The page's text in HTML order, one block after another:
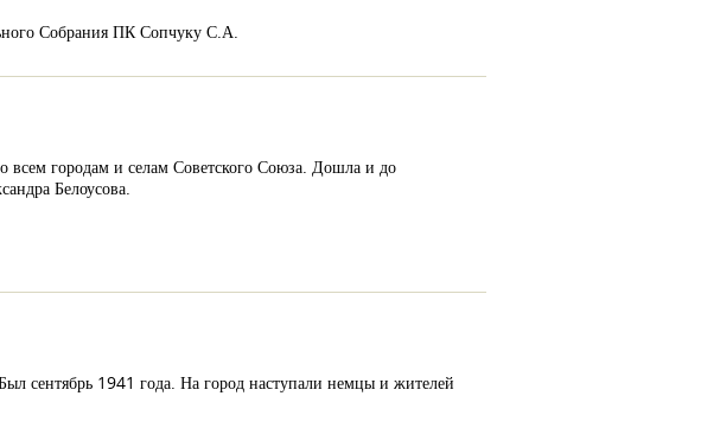
Собрания ПК Сопчуку С.А.
всем городам и селам Советского Союза. Дошла и до
Белоусова.
сентябрь 1941 года. На город наступали немцы и жителей